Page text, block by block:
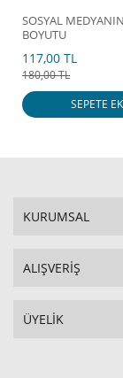
SOSYAL
BOYUTU
117,00 TL
180,00 TL
SEPETE
KURUMSAL
ALIŞVERİŞ
ÜYELİK